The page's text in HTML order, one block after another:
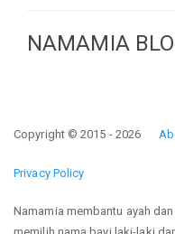
NAMAMIA
Copyright © 2015 - 2026
Privacy Policy
Namamia membantu ayah